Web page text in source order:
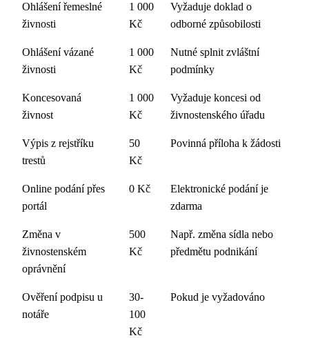
Ohlášení řemeslné
živnosti
1 000
Kč
Vyžaduje doklad o
odborné způsobilosti
Ohlášení vázané
živnosti
1 000
Kč
Nutné splnit zvláštní
podmínky
Koncesovaná
živnost
1 000
Kč
Vyžaduje koncesi od
živnostenského úřadu
Výpis z rejstříku
trestů
50
Kč
Povinná příloha k žádosti
Online podání přes
portál
0 Kč
Elektronické podání je
zdarma
Změna v
živnostenském
oprávnění
500
Kč
Např. změna sídla nebo
předmětu podnikání
Ověření podpisu u
notáře
30-
100
Kč
Pokud je vyžadováno